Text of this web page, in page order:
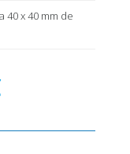
40 x 40 mm de